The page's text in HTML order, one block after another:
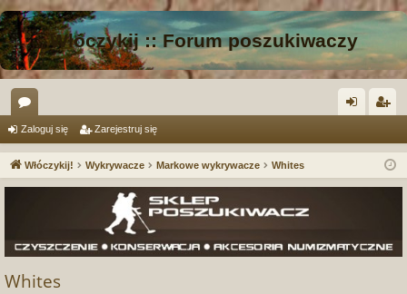
Włóczykij :: Forum poszukiwaczy
or
a og ej
Zaloguj się Zarejestruj się
Włóczykij! Wykrywacze Markowe wykrywacze Whites
Whites